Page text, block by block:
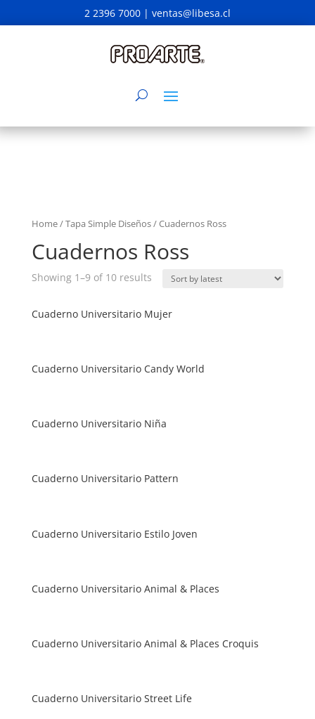
2 2396 7000 | ventas@libesa.cl
Home/Tapa Simple Diseños/ Cuadernos Ross
Cuadernos Ross
Showing 1–9 of 10 results
Cuaderno Universitario Mujer
Cuaderno Universitario Candy World
Cuaderno Universitario Niña
Cuaderno Universitario Pattern
Cuaderno Universitario Estilo Joven
Cuaderno Universitario Animal & Places
Cuaderno Universitario Animal & Places Croquis
Cuaderno Universitario Street Life